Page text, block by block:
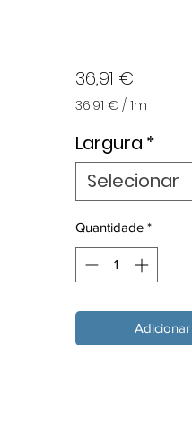
36,91 €Preço
36,91 € / 1m
por
metro
Largura *
Selecionar
Quantidade *